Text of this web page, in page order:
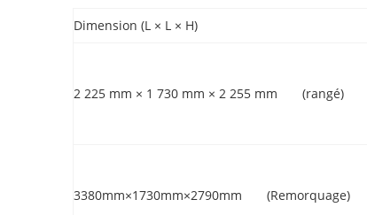
Dimension (L × L × H)
2 225 mm × 1 730 mm × 2 255 mm (rangé)
3380mm×1730mm×2790mm (Remorquage)